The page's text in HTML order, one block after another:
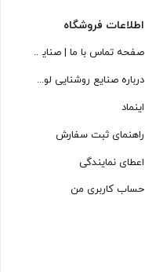
اطلاعات فروشگاه
صفحه تماس با ما | صنایع
درباره صنایع روشنایی لوسترسازان
اینماد
راهنمای ثبت سفارش
اعطای نمایندگی
حساب کاربری من